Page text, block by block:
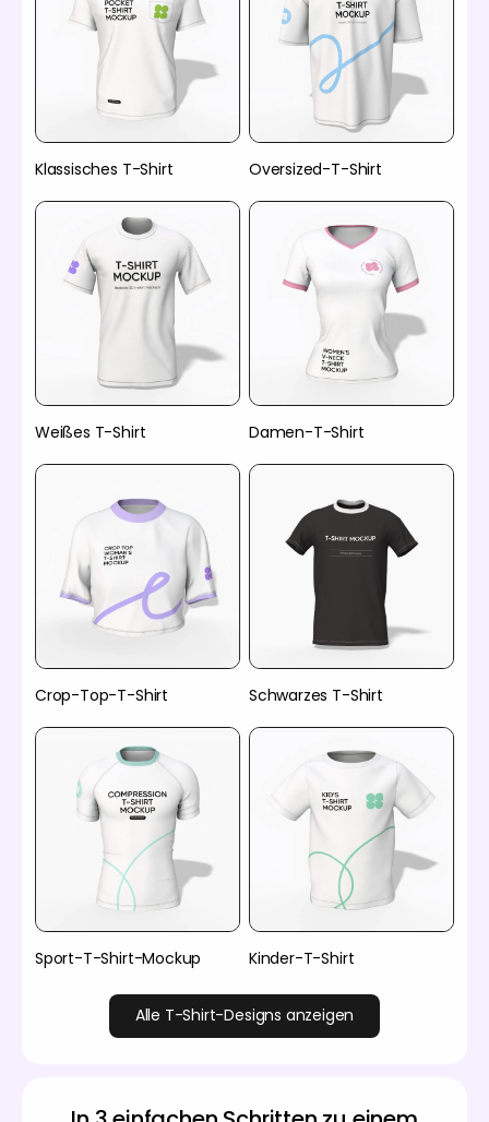
Klassisches T-Shirt Oversized-T-Shirt
Weißes T-Shirt Damen-T-Shirt
Crop-Top-T-Shirt Schwarzes T-Shirt
Sport-T-Shirt-Mockup Kinder-T-Shirt
Alle T-Shirt-Designs anzeigen